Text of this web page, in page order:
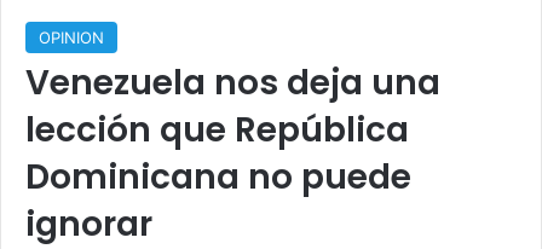
OPINION
Venezuela nos deja una
lección que República
Dominicana no puede
ignorar